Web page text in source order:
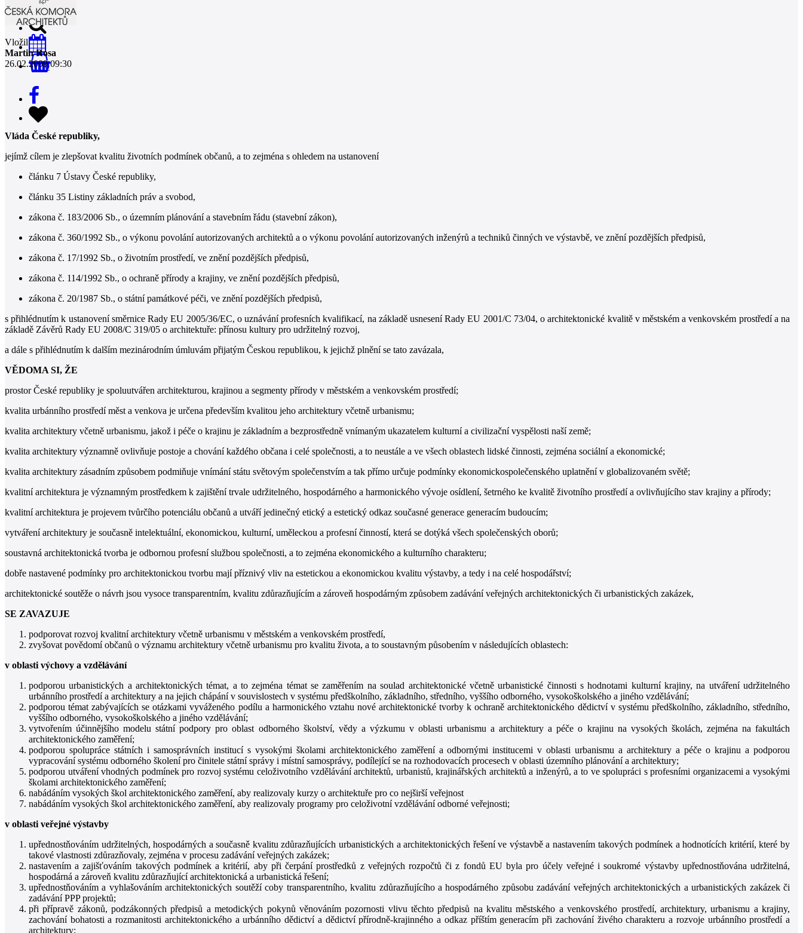
0
Vložil
Martin Rosa
26.02.2009 09:30
Vláda České republiky,
jejímž cílem je zlepšovat kvalitu životních podmínek občanů, a to zejména s ohledem na ustanovení
článku 7 Ústavy České republiky,
článku 35 Listiny základních práv a svobod,
zákona č. 183/2006 Sb., o územním plánování a stavebním řádu (stavební zákon),
zákona č. 360/1992 Sb., o výkonu povolání autorizovaných architektů a o výkonu povolání autorizovaných inženýrů a techniků činných ve výstavbě, ve znění pozdějších předpisů,
zákona č. 17/1992 Sb., o životním prostředí, ve znění pozdějších předpisů,
zákona č. 114/1992 Sb., o ochraně přírody a krajiny, ve znění pozdějších předpisů,
zákona č. 20/1987 Sb., o státní památkové péči, ve znění pozdějších předpisů,
s přihlédnutím k ustanovení směrnice Rady EU 2005/36/EC, o uznávání profesních kvalifikací, na základě usnesení Rady EU 2001/C 73/04, o architektonické kvalitě v městském a venkovském prostředí a na
základě Závěrů Rady EU 2008/C 319/05 o architektuře: přínosu kultury pro udržitelný rozvoj,
a dále s přihlédnutím k dalším mezinárodním úmluvám přijatým Českou republikou, k jejichž plnění se tato zavázala,
VĚDOMA SI, ŽE
prostor České republiky je spoluutvářen architekturou, krajinou a segmenty přírody v městském a venkovském prostředí;
kvalita urbánního prostředí měst a venkova je určena především kvalitou jeho architektury včetně urbanismu;
kvalita architektury včetně urbanismu, jakož i péče o krajinu je základním a bezprostředně vnímaným ukazatelem kulturní a civilizační vyspělosti naší země;
kvalita architektury významně ovlivňuje postoje a chování každého občana i celé společnosti, a to neustále a ve všech oblastech lidské činnosti, zejména sociální a ekonomické;
kvalita architektury zásadním způsobem podmiňuje vnímání státu světovým společenstvím a tak přímo určuje podmínky ekonomickospolečenského uplatnění v globalizovaném světě;
kvalitní architektura je významným prostředkem k zajištění trvale udržitelného, hospodárného a harmonického vývoje osídlení, šetrného ke kvalitě životního prostředí a ovlivňujícího stav krajiny a přírody;
kvalitní architektura je projevem tvůrčího potenciálu občanů a utváří jedinečný etický a estetický odkaz současné generace generacím budoucím;
vytváření architektury je současně intelektuální, ekonomickou, kulturní, uměleckou a profesní činností, která se dotýká všech společenských oborů;
soustavná architektonická tvorba je odbornou profesní službou společnosti, a to zejména ekonomického a kulturního charakteru;
dobře nastavené podmínky pro architektonickou tvorbu mají příznivý vliv na estetickou a ekonomickou kvalitu výstavby, a tedy i na celé hospodářství;
architektonické soutěže o návrh jsou vysoce transparentním, kvalitu zdůrazňujícím a zároveň hospodárným způsobem zadávání veřejných architektonických či urbanistických zakázek,
SE ZAVAZUJE
podporovat rozvoj kvalitní architektury včetně urbanismu v městském a venkovském prostředí,
zvyšovat povědomí občanů o významu architektury včetně urbanismu pro kvalitu života, a to soustavným působením v následujících oblastech:
v oblasti výchovy a vzdělávání
podporou urbanistických a architektonických témat, a to zejména témat se zaměřením na soulad architektonické včetně urbanistické činnosti s hodnotami kulturní krajiny, na utváření udržitelného
urbánního prostředí a architektury a na jejich chápání v souvislostech v systému předškolního, základního, středního, vyššího odborného, vysokoškolského a jiného vzdělávání;
podporou témat zabývajících se otázkami vyváženého podílu a harmonického vztahu nové architektonické tvorby k ochraně architektonického dědictví v systému předškolního, základního, středního,
vyššího odborného, vysokoškolského a jiného vzdělávání;
vytvořením účinnějšího modelu státní podpory pro oblast odborného školství, vědy a výzkumu v oblasti urbanismu a architektury a péče o krajinu na vysokých školách, zejména na fakultách
architektonického zaměření;
podporou spolupráce státních i samosprávních institucí s vysokými školami architektonického zaměření a odbornými institucemi v oblasti urbanismu a architektury a péče o krajinu a podporou
vypracování systému odborného školení pro činitele státní správy i místní samosprávy, podílející se na rozhodovacích procesech v oblasti územního plánování a architektury;
podporou utváření vhodných podmínek pro rozvoj systému celoživotního vzdělávání architektů, urbanistů, krajinářských architektů a inženýrů, a to ve spolupráci s profesními organizacemi a vysokými
školami architektonického zaměření;
nabádáním vysokých škol architektonického zaměření, aby realizovaly kurzy o architektuře pro co nejširší veřejnost
nabádáním vysokých škol architektonického zaměření, aby realizovaly programy pro celoživotní vzdělávání odborné veřejnosti;
v oblasti veřejné výstavby
upřednostňováním udržitelných, hospodárných a současně kvalitu zdůrazňujících urbanistických a architektonických řešení ve výstavbě a nastavením takových podmínek a hodnotících kritérií, které by
takové vlastnosti zdůrazňovaly, zejména v procesu zadávání veřejných zakázek;
nastavením a zajišťováním takových podmínek a kritérií, aby při čerpání prostředků z veřejných rozpočtů či z fondů EU byla pro účely veřejné i soukromé výstavby upřednostňována udržitelná,
hospodárná a zároveň kvalitu zdůrazňující architektonická a urbanistická řešení;
upřednostňováním a vyhlašováním architektonických soutěží coby transparentního, kvalitu zdůrazňujícího a hospodárného způsobu zadávání veřejných architektonických a urbanistických zakázek či
zadávání PPP projektů;
při přípravě zákonů, podzákonných předpisů a metodických pokynů věnováním pozornosti vlivu těchto předpisů na kvalitu městského a venkovského prostředí, architektury, urbanismu a krajiny,
zachování bohatosti a rozmanitosti architektonického a urbánního dědictví a dědictví přírodně-krajinného a odkaz příštím generacím při zachování živého charakteru a rozvoje urbánního prostředí a
architektury;